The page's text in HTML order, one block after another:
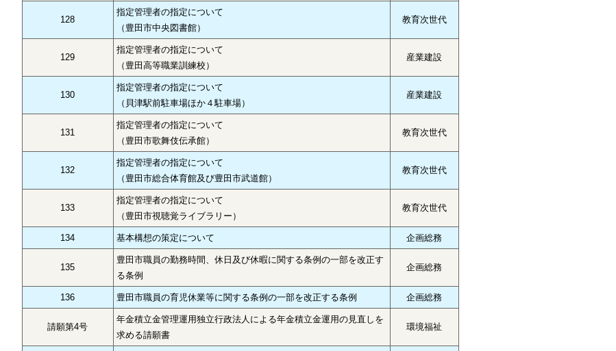
128
指定管理者の指定について
（豊田市中央図書館）
教育次世代
129
指定管理者の指定について
（豊田高等職業訓練校）
産業建設
130
指定管理者の指定について
（貝津駅前駐車場ほか４駐車場）
産業建設
131
指定管理者の指定について
（豊田市歌舞伎伝承館）
教育次世代
132
指定管理者の指定について
（豊田市総合体育館及び豊田市武道館）
教育次世代
133
指定管理者の指定について
（豊田市視聴覚ライブラリー）
教育次世代
134 基本構想の策定について 企画総務
135
豊田市職員の勤務時間、休日及び休暇に関する条例の一部を改正す
る条例
企画総務
136 豊田市職員の育児休業等に関する条例の一部を改正する条例 企画総務
請願第4号
年金積立金管理運用独立行政法人による年金積立金運用の見直しを
求める請願書
環境福祉